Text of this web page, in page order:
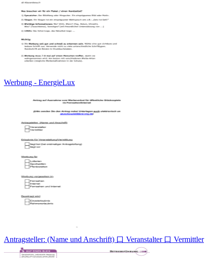
Werbung - EnergieLux
Antragsteller: (Name und Anschrift) 口 Veranstalter 口 Vermittler